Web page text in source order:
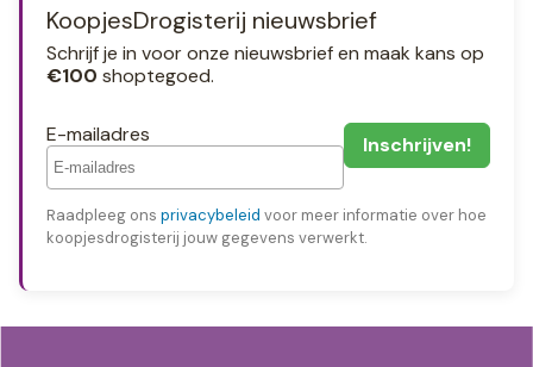
KoopjesDrogisterij nieuwsbrief
Schrijf je in voor onze nieuwsbrief en maak kans op
€100 shoptegoed.
E-mailadres
Raadpleeg ons privacybeleid voor meer informatie over hoe
koopjesdrogisterij jouw gegevens verwerkt.